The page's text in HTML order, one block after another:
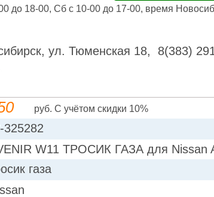
до 18-00, Сб с 10-00 до 17-00, время
ул. Тюменская 18, 8(383)
руб. С учётом скидки 10%
325282
W11 ТРОСИК ГАЗА для Nissan
газа